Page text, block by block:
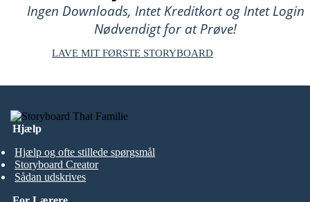
Ingen Downloads, Intet Kreditkort og Intet Login
Nødvendigt for at Prøve!
LAVE MIT FØRSTE STORYBOARD
Hjælp
Hjælp og ofte stillede spørgsmål
Storyboard Creator
Sådan udskrives